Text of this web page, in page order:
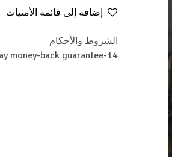
إضافة إلى قائمة الأمنيات
الشروط والأحكام
14-day money-back guarantee